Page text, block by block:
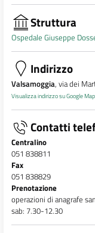
Struttura
Ospedale Giuseppe
Indirizzo
Valsamoggia, via dei
Visualizza indirizzo su Google
Contatti
Centralino
051 838811
Fax
051 838829
Prenotazione
operazioni di anagrafe
sab: 7.30-12.30